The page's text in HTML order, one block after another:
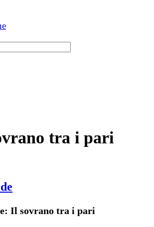
tra i pari
Il sovrano tra i pari